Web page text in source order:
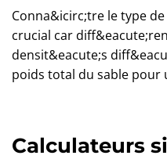
Conna&icirc;tre le type
crucial car
densit&eacute;s
poids total du sable pour
Calculateurs